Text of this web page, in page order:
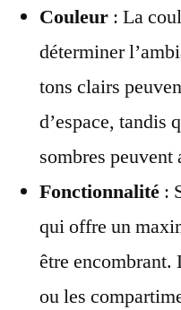
Couleur : La
déterminer
tons clairs
d’espace, tandis
sombres peuvent
Fonctionnalité :
qui offre un
être encombrant.
ou les